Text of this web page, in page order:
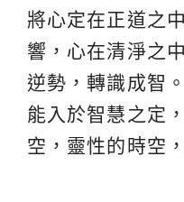
將心定在正道之
響，心在清淨之
逆勢，轉識成智
能入於智慧之定
空，靈性的時空